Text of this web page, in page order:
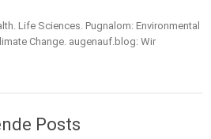
Life Sciences. Pugnalom: Environmental
Change. augenauf.blog: Wir
Posts